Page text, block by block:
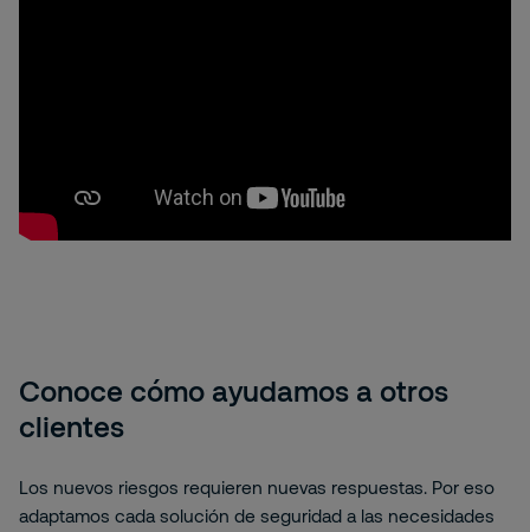
Conoce cómo ayudamos a otros
clientes
Los nuevos riesgos requieren nuevas respuestas. Por eso
adaptamos cada solución de seguridad a las necesidades